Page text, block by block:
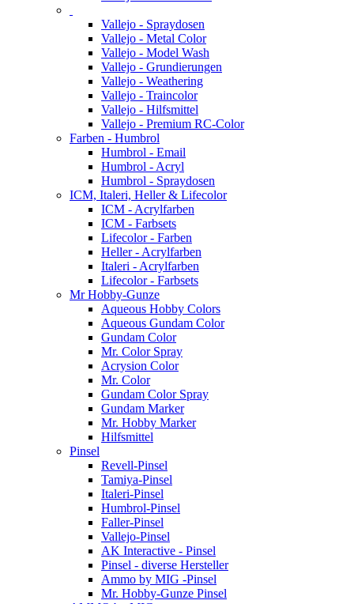
Vallejo - Spraydosen
Vallejo - Metal Color
Vallejo - Model Wash
Vallejo - Grundierungen
Vallejo - Weathering
Vallejo - Traincolor
Vallejo - Hilfsmittel
Vallejo - Premium RC-Color
Farben - Humbrol
Humbrol - Email
Humbrol - Acryl
Humbrol - Spraydosen
ICM, Italeri, Heller & Lifecolor
ICM - Acrylfarben
ICM - Farbsets
Lifecolor - Farben
Heller - Acrylfarben
Italeri - Acrylfarben
Lifecolor - Farbsets
Mr Hobby-Gunze
Aqueous Hobby Colors
Aqueous Gundam Color
Gundam Color
Mr. Color Spray
Acrysion Color
Mr. Color
Gundam Color Spray
Gundam Marker
Mr. Hobby Marker
Hilfsmittel
Pinsel
Revell-Pinsel
Tamiya-Pinsel
Italeri-Pinsel
Humbrol-Pinsel
Faller-Pinsel
Vallejo-Pinsel
AK Interactive - Pinsel
Pinsel - diverse Hersteller
Ammo by MIG -Pinsel
Mr. Hobby-Gunze Pinsel